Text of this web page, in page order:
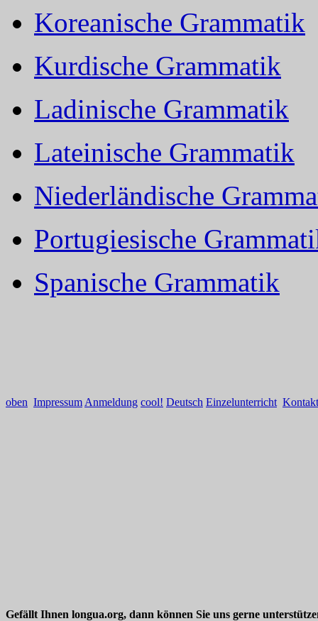
Koreanische Grammatik
Kurdische Grammatik
Ladinische Grammatik
Lateinische Grammatik
Niederländische
Portugiesische
Spanische Grammatik
oben Impressum Anmeldung cool! Deutsch Einzelunterricht Kontakt
Gefällt Ihnen longua.org, dann können Sie uns gerne